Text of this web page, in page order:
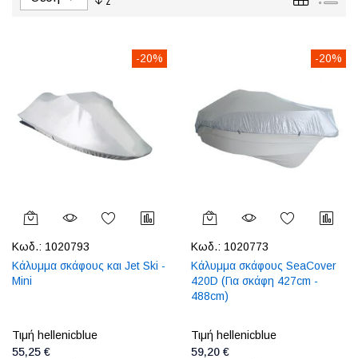
-20%
Κωδ.: 1020793
Κάλυμμα σκάφους και Jet Ski -
Mini
Τιμή hellenicblue
55,25 €
-20%
Κωδ.: 1020773
Κάλυμμα σκάφους SeaCover
420D (Για σκάφη 427cm -
488cm)
Τιμή hellenicblue
59,20 €